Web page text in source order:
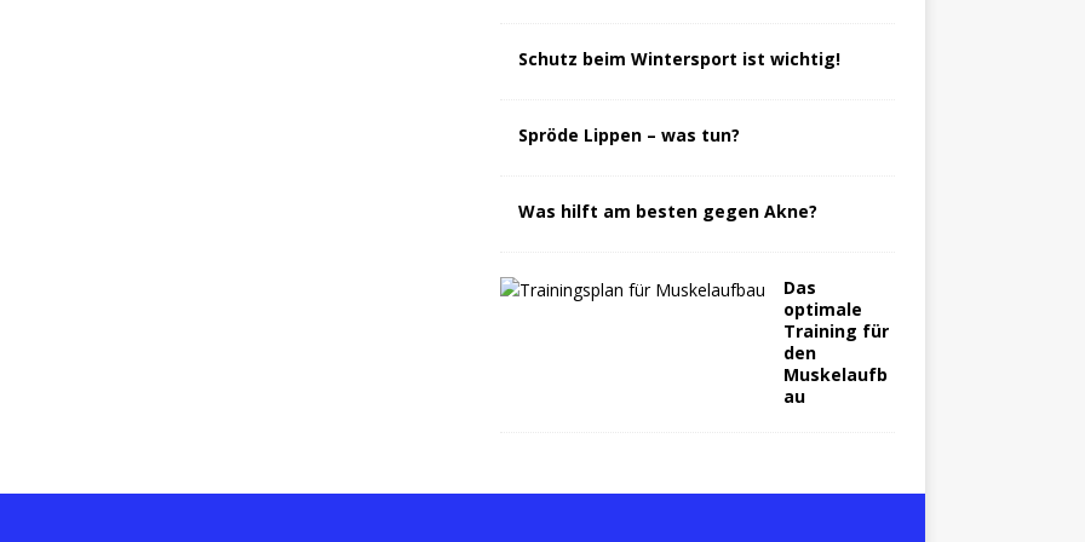
Schutz beim Wintersport ist wichtig!
Spröde Lippen – was tun?
Was hilft am besten gegen Akne?
Das
optimale
Training für
den
Muskelaufb
au